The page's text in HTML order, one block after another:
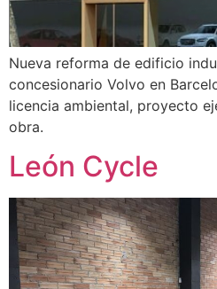
Nueva reforma de edificio
concesionario Volvo en
licencia ambiental, proyecto
obra.
León Cycle